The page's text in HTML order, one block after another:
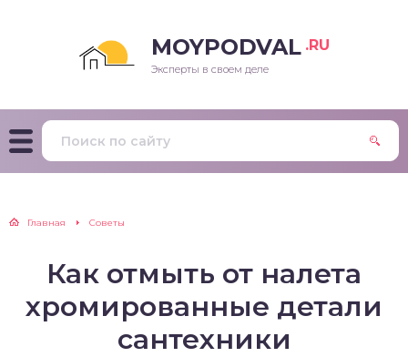
MOYPODVAL .RU
Эксперты в своем деле
Главная Советы
Как отмыть от налета
хромированные детали
сантехники